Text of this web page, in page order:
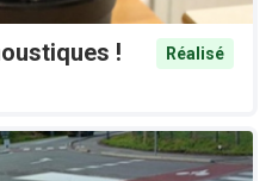
!
Réalisé